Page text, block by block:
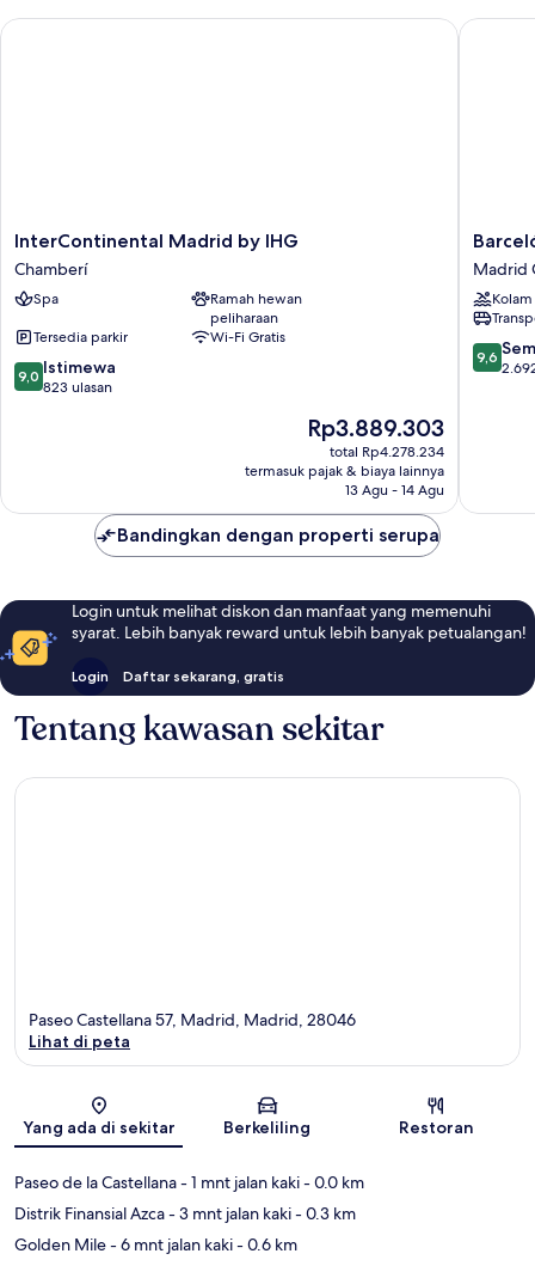
Access)
InterContinental
Madrid
by
IHG
InterContinental Madrid by IHG
Chamberí
Spa
Ramah hewan
peliharaan
Tersedia parkir
Wi-Fi Gratis
9.0
dari
9,0 Istimewa
823 ulasan
Harga
sekarang
Rp3.889.303
Rp3.889.303
total Rp4.278.234
termasuk pajak & biaya lainnya
13 Agu - 14 Agu
InterContinental Madrid by IHG
Barceló
Torre
de
Madrid
Madrid
Centro
Madrid
9.6
dari
9,6
Barceló
Bandingkan dengan properti serupa
Login untuk melihat diskon dan manfaat yang memenuhi
syarat. Lebih banyak reward untuk lebih banyak petualangan!
Login Daftar sekarang, gratis
Tentang kawasan sekitar
Peta
Paseo Castellana 57, Madrid, Madrid, 28046
Lihat di peta
Yang ada di sekitar Berkeliling Restoran
Paseo de la Castellana- 1 mnt jalan kaki- 0.0 km
Distrik Finansial Azca- 3 mnt jalan kaki- 0.3 km
Golden Mile- 6 mnt jalan kaki- 0.6 km